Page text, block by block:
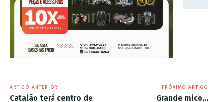
ARTIGO ANTERIOR
Catalão terá centro de
PRÓXIMO ARTIGO
Grande mico…